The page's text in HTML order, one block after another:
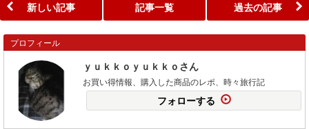
新しい記事 記事一覧 過去の記事
プロフィール
ｙｕｋｋｏｙｕｋｋｏさん
お買い得情報、購入した商品のレポ、時々旅行記
フォローする